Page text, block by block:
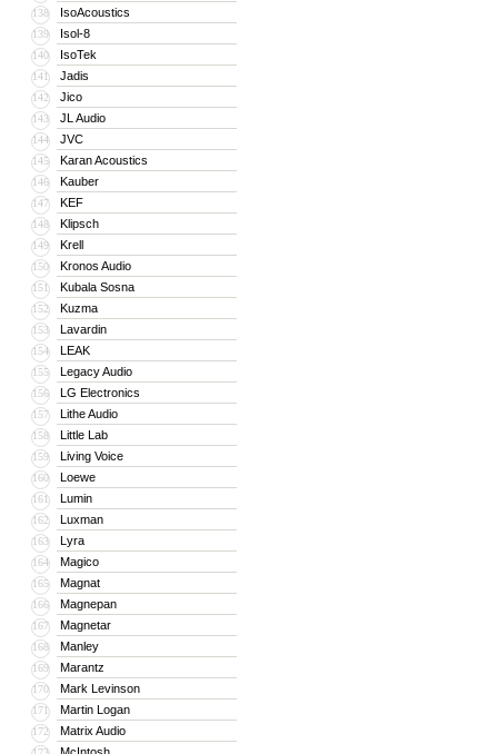
138 IsoAcoustics
139 Isol-8
140 IsoTek
141 Jadis
142 Jico
143 JL Audio
144 JVC
145 Karan Acoustics
146 Kauber
147 KEF
148 Klipsch
149 Krell
150 Kronos Audio
151 Kubala Sosna
152 Kuzma
153 Lavardin
154 LEAK
155 Legacy Audio
156 LG Electronics
157 Lithe Audio
158 Little Lab
159 Living Voice
160 Loewe
161 Lumin
162 Luxman
163 Lyra
164 Magico
165 Magnat
166 Magnepan
167 Magnetar
168 Manley
169 Marantz
170 Mark Levinson
171 Martin Logan
172 Matrix Audio